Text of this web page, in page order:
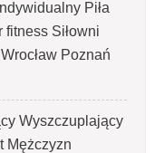
Piła
fitness Siłowni
Poznań
Wyszczuplający
Mężczyzn